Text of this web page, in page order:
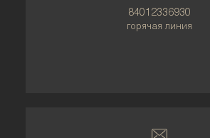
84012336930
горячая линия